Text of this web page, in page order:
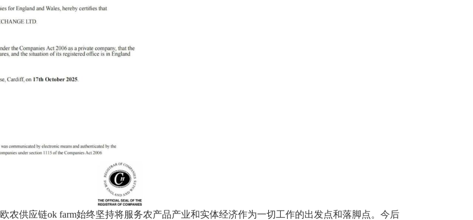
欧农供应链ok farm始终坚持将服务农产品产业和实体经济作为一切工作的出发点和落脚点。今后